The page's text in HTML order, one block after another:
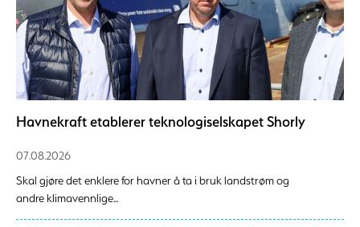
Havnekraft etablerer teknologiselskapet Shorly
07.08.2026
Skal gjøre det enklere for havner å ta i bruk landstrøm og
andre klimavennlige...